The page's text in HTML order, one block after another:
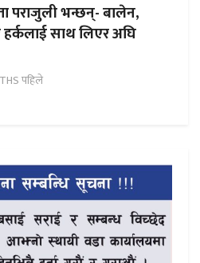
पराजुली भन्छन्- बालेन,
साथ लिएर अघि
पहिले